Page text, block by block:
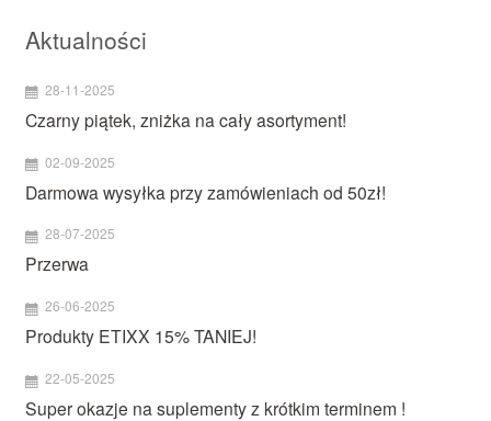
Aktualności
28-11-2025
Czarny piątek, zniżka na cały asortyment!
02-09-2025
Darmowa wysyłka przy zamówieniach od 50zł!
28-07-2025
Przerwa
26-06-2025
Produkty ETIXX 15% TANIEJ!
22-05-2025
Super okazje na suplementy z krótkim terminem !